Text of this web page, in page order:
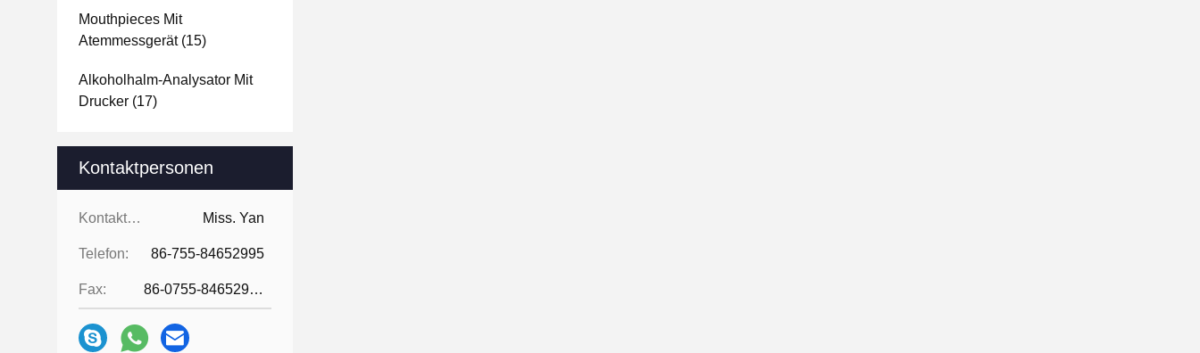
Mouthpieces Mit
Atemmessgerät(15)
Alkoholhalm-Analysator Mit
Drucker (17)
Kontaktpersonen
Kontaktpersonen: Miss. Yan
Telefon: 86-755-84652995
Fax: 86-0755-84652995